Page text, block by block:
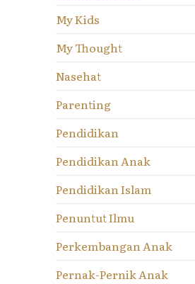
My Kids
My Thought
Nasehat
Parenting
Pendidikan
Pendidikan Anak
Pendidikan Islam
Penuntut Ilmu
Perkembangan Anak
Pernak-Pernik Anak